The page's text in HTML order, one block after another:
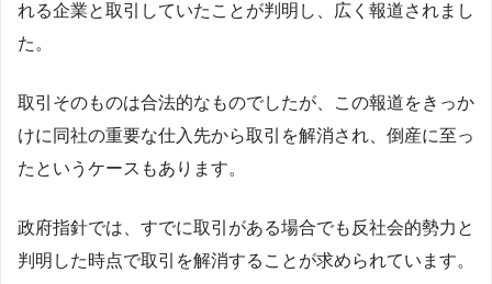
れる企業と取引していたことが判明し、広く報道されまし
た。
取引そのものは合法的なものでしたが、この報道をきっか
けに同社の重要な仕入先から取引を解消され、倒産に至っ
たというケースもあります。
政府指針では、すでに取引がある場合でも反社会的勢力と
判明した時点で取引を解消することが求められています。